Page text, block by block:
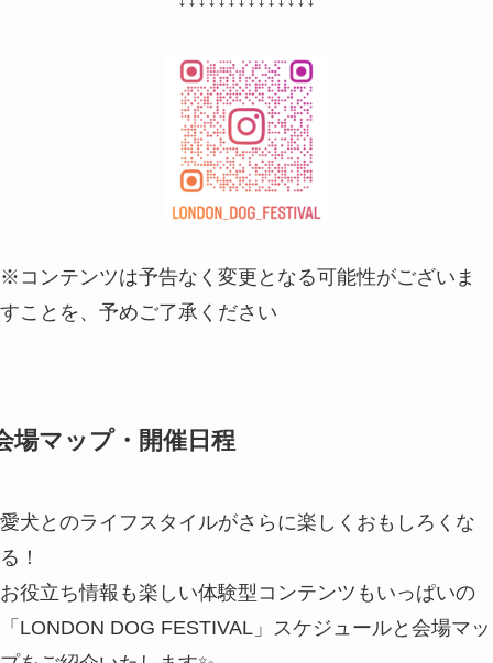
※コンテンツは予告なく変更となる可能性がございま
すことを、予めご了承ください
場マップ・開催日程
愛犬とのライフスタイルがさらに楽しくおもしろくな
る！
お役立ち情報も楽しい体験型コンテンツもいっぱいの
「LONDON DOG FESTIVAL」スケジュールと会場マッ